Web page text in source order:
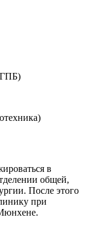
в
общей,
После этого
при